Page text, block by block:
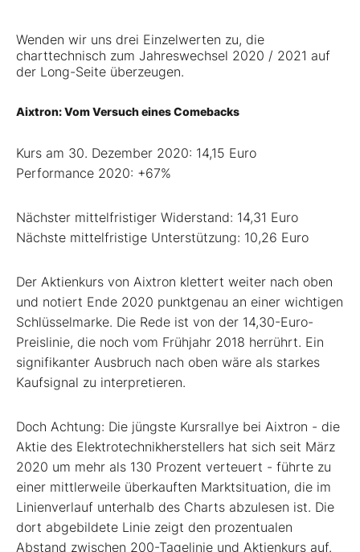
Wenden wir uns drei Einzelwerten zu, die
charttechnisch zum Jahreswechsel 2020 / 2021 auf
der Long-Seite überzeugen.
Aixtron: Vom Versuch eines Comebacks
Kurs am 30. Dezember 2020: 14,15 Euro
Performance 2020: +67%
Nächster mittelfristiger Widerstand: 14,31 Euro
Nächste mittelfristige Unterstützung: 10,26 Euro
Der Aktienkurs von Aixtron klettert weiter nach oben
und notiert Ende 2020 punktgenau an einer wichtigen
Schlüsselmarke. Die Rede ist von der 14,30-Euro-
Preislinie, die noch vom Frühjahr 2018 herrührt. Ein
signifikanter Ausbruch nach oben wäre als starkes
Kaufsignal zu interpretieren.
Doch Achtung: Die jüngste Kursrallye bei Aixtron - die
Aktie des Elektrotechnikherstellers hat sich seit März
2020 um mehr als 130 Prozent verteuert - führte zu
einer mittlerweile überkauften Marktsituation, die im
Linienverlauf unterhalb des Charts abzulesen ist. Die
dort abgebildete Linie zeigt den prozentualen
Abstand zwischen 200-Tagelinie und Aktienkurs auf.